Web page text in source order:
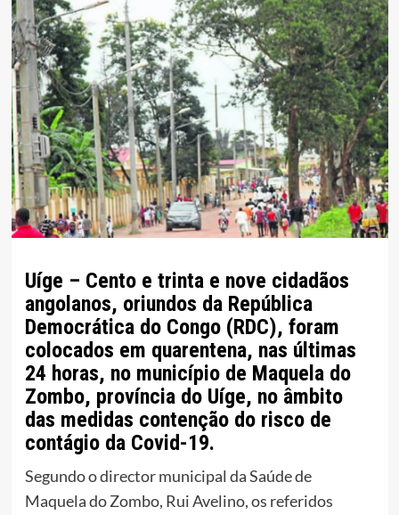
Uíge – Cento e trinta e nove cidadãos
angolanos, oriundos da República
Democrática do Congo (RDC), foram
colocados em quarentena, nas últimas
24 horas, no município de Maquela do
Zombo, província do Uíge, no âmbito
das medidas contenção do risco de
contágio da Covid-19.
Segundo o director municipal da Saúde de
Maquela do Zombo, Rui Avelino, os referidos